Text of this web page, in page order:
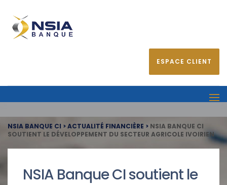
ESPACE CLIENT
NSIA BANQUE CI >ACTUALITÉ FINANCIÈRE > NSIA BANQUE CI
SOUTIENT LE DÉVELOPPEMENT DU SECTEUR AGRICOLE IVOIRIEN
NSIA Banque CI soutient le